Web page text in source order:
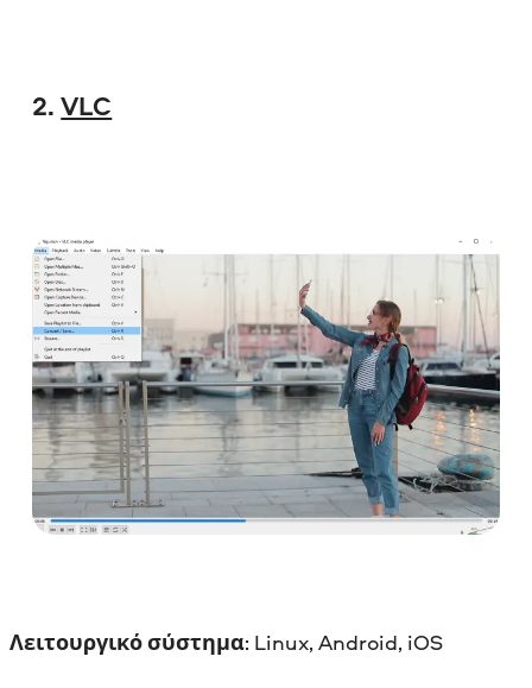
2.VLC
Λειτουργικό σύστημα: Linux, Android, iOS